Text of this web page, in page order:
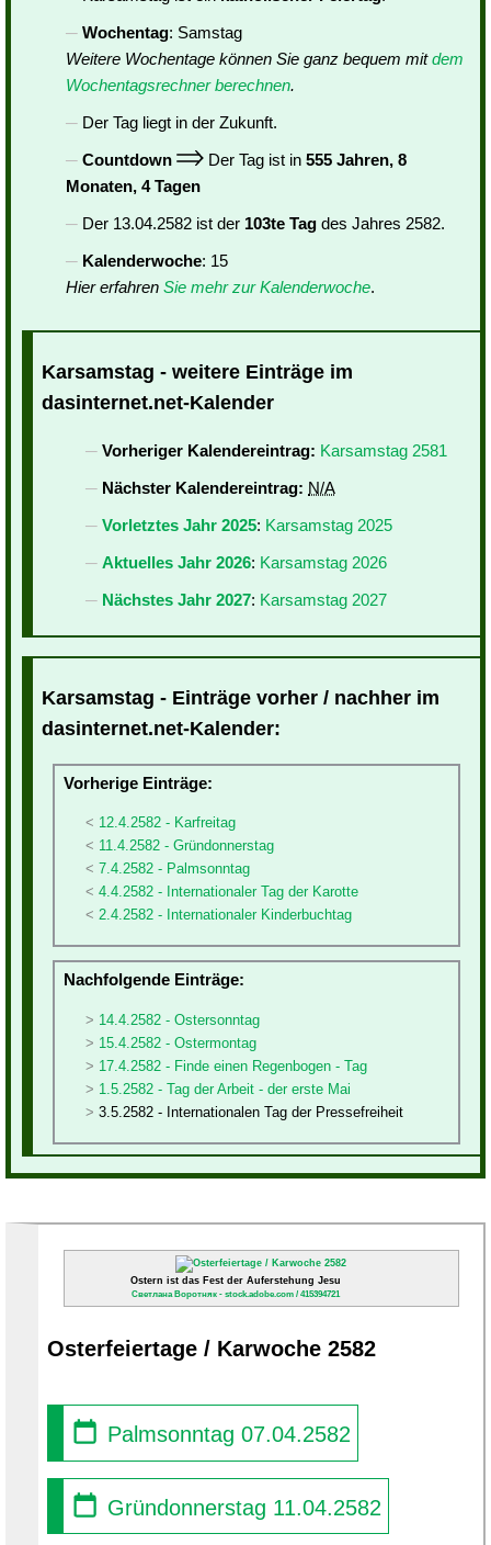
Wochentag: Samstag
Weitere Wochentage können Sie ganz bequem mitdem
Wochentagsrechner berechnen.
Der Tag liegt in der Zukunft.
Countdown
Der Tag ist in 555 Jahren, 8
Monaten, 4 Tagen
Der 13.04.2582 ist der 103te Tag des Jahres 2582.
Kalenderwoche: 15
Hier erfahren Sie mehr zur Kalenderwoche.
Karsamstag - weitere Einträge im
dasinternet.net-Kalender
Vorheriger Kalendereintrag: Karsamstag 2581
Nächster Kalendereintrag: N/A
Vorletztes Jahr 2025: Karsamstag 2025
Aktuelles Jahr 2026: Karsamstag 2026
Nächstes Jahr 2027: Karsamstag 2027
Karsamstag - Einträge vorher / nachher im
dasinternet.net-Kalender:
Vorherige Einträge:
12.4.2582 - Karfreitag
11.4.2582 - Gründonnerstag
7.4.2582 - Palmsonntag
4.4.2582 - Internationaler Tag der Karotte
2.4.2582 - Internationaler Kinderbuchtag
Nachfolgende Einträge:
14.4.2582 - Ostersonntag
15.4.2582 - Ostermontag
17.4.2582 - Finde einen Regenbogen - Tag
1.5.2582 - Tag der Arbeit - der erste Mai
3.5.2582 - Internationalen Tag der Pressefreiheit
Ostern ist das Fest der Auferstehung Jesu
Светлана Воротняк - stock.adobe.com / 415394721
Osterfeiertage / Karwoche 2582
Palmsonntag 07.04.2582
Gründonnerstag 11.04.2582